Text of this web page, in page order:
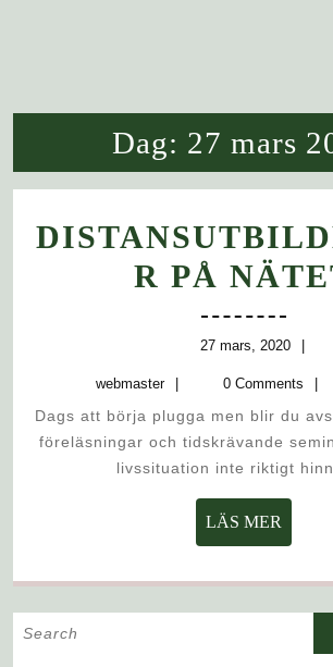
Dag: 27 mars
R PÅ
27 mars, 2020
27
webmaster webmaster
0 Comments
Dags att börja plugga men blir du avskräckt av långa
föreläsningar och tidskrävande
livssituation inte riktigt
LÄS MER
MER
Search